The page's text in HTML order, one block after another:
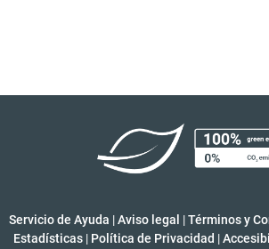
Servicio de Ayuda |Aviso legal |Términos y
Estadísticas | Política de Privacidad |